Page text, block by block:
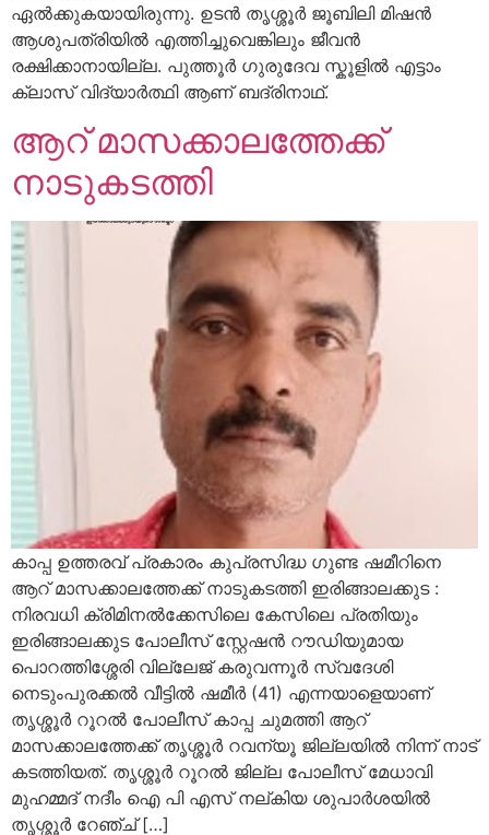
ഏൽക്കുകയായിരുന്നു. ഉടൻ തൃശ്ശൂർ ജൂബിലി മിഷൻ
ആശുപത്രിയിൽ എത്തിച്ചുവെങ്കിലും ജീവൻ
രക്ഷിക്കാനായില്ല. പുത്തൂർ ഗുരുദേവ സ്കൂളിൽ എട്ടാം
ക്ലാസ് വിദ്യാർത്ഥി ആണ് ബദ്രിനാഥ്.
ആറ് മാസക്കാലത്തേക്ക്
നാടുകടത്തി
കാപ്പ ഉത്തരവ് പ്രകാരം കുപ്രസിദ്ധ ഗുണ്ട ഷമീറിനെ
ആറ് മാസക്കാലത്തേക്ക് നാടുകടത്തി ഇരിങ്ങാലക്കുട :
നിരവധി ക്രിമിനൽക്കേസിലെ കേസിലെ പ്രതിയും
ഇരിങ്ങാലക്കുട പോലീസ് സ്റ്റേഷൻ റൗഡിയുമായ
പൊറത്തിശ്ശേരി വില്ലേജ് കരുവന്നൂര്‍ സ്വദേശി
നെടുംപുരക്കല്‍ വീട്ടില്‍ ഷമീര്‍ (41) എന്നയാളെയാണ്
തൃശ്ശൂർ റൂറൽ പോലീസ് കാപ്പ ചുമത്തി ആറ്
മാസക്കാലത്തേക്ക് തൃശ്ശൂർ റവന്യൂ ജില്ലയിൽ നിന്ന് നാട്
കടത്തിയത്. തൃശ്ശൂർ റൂറൽ ജില്ല പോലീസ് മേധാവി
മുഹമ്മദ് നദീം ഐ പി എസ് നല്കിയ ശുപാർശയിൽ
തൃശ്ശൂർ റേഞ്ച് […]